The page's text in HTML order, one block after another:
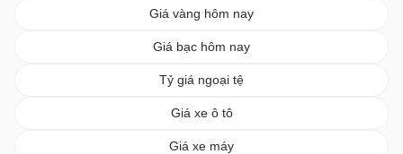
Giá vàng hôm nay
Giá bạc hôm nay
Tỷ giá ngoại tệ
Giá xe ô tô
Giá xe máy